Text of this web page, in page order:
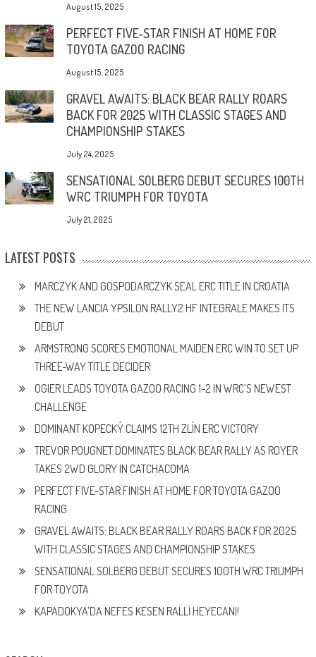
August 15, 2025
PERFECT FIVE-STAR FINISH AT HOME FOR
TOYOTA GAZOO RACING
August 15, 2025
GRAVEL AWAITS: BLACK BEAR RALLY ROARS
BACK FOR 2025 WITH CLASSIC STAGES AND
CHAMPIONSHIP STAKES
July 24, 2025
SENSATIONAL SOLBERG DEBUT SECURES 100TH
WRC TRIUMPH FOR TOYOTA
July 21, 2025
LATEST POSTS
MARCZYK AND GOSPODARCZYK SEAL ERC TITLE IN CROATIA
THE NEW LANCIA YPSILON RALLY2 HF INTEGRALE MAKES ITS
DEBUT
ARMSTRONG SCORES EMOTIONAL MAIDEN ERC WIN TO SET UP
THREE-WAY TITLE DECIDER
OGIER LEADS TOYOTA GAZOO RACING 1-2 IN WRC’S NEWEST
CHALLENGE
DOMINANT KOPECKÝ CLAIMS 12TH ZLÍN ERC VICTORY
TREVOR POUGNET DOMINATES BLACK BEAR RALLY AS ROYER
TAKES 2WD GLORY IN CATCHACOMA
PERFECT FIVE-STAR FINISH AT HOME FOR TOYOTA GAZOO
RACING
GRAVEL AWAITS: BLACK BEAR RALLY ROARS BACK FOR 2025
WITH CLASSIC STAGES AND CHAMPIONSHIP STAKES
SENSATIONAL SOLBERG DEBUT SECURES 100TH WRC TRIUMPH
FOR TOYOTA
KAPADOKYA’DA NEFES KESEN RALLİ HEYECANI!